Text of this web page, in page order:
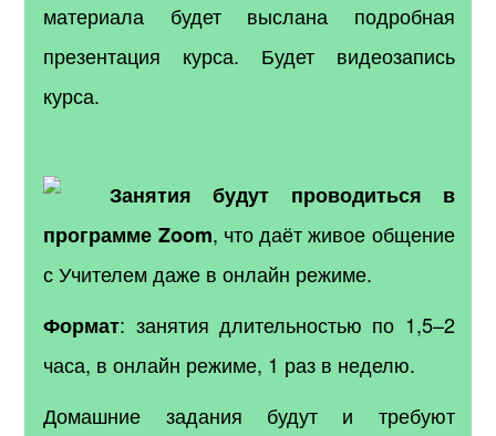
материала будет выслана подробная
презентация курса. Будет видеозапись
курса.
Занятия будут проводиться в
программе Zoom, что даёт живое общение
с Учителем даже в онлайн режиме.
Формат: занятия длительностью по 1,5–2
часа, в онлайн режиме, 1 раз в неделю.
Домашние задания будут и требуют